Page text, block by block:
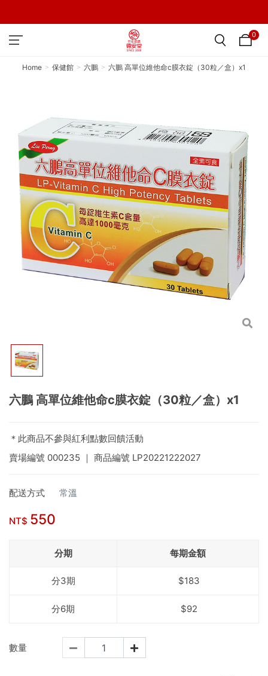
0
Home 保健館 六鵬 六鵬 高單位維他命c膜衣錠（30粒／盒）x1
六鵬 高單位維他命c膜衣錠（30粒／盒）x1
＊此商品不參與紅利點數回饋活動
賣場編號 000235 ｜ 商品編號 LP20221222027
配送方式 常溫
NT$ 550
分期 每期金額
分3期 $183
分6期 $92
數量